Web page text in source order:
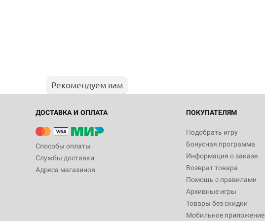
Рекомендуем вам
ДОСТАВКА И ОПЛАТА
Способы оплаты
Службы доставки
Адреса магазинов
ПОКУПАТЕЛЯМ
Подобрать игру
Бонусная программа
Информация о заказе
Возврат товара
Помощь с правилами
Архивные игры
Товары без скидки
Мобильное приложение